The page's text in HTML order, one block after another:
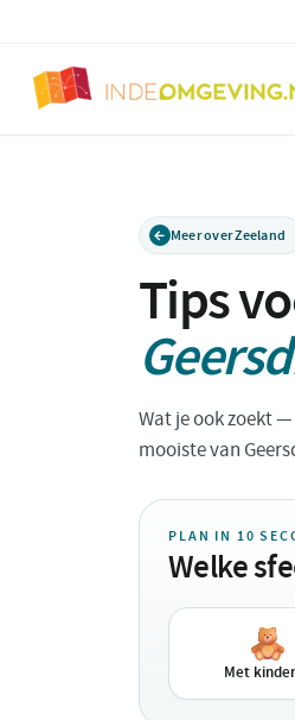
Meer over Zeeland
Tips
Wat je ook zoekt
mooiste van
PLAN IN 10
Welke
Met